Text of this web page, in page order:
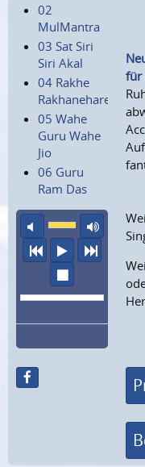
02
MulMantra
03 Sat Siri
Siri Akal
04 Rakhe
Rakhanehare
05 Wahe
Guru Wahe
Jio
06 Guru
Ram Das
Ton aus
vorheriger
Abspielen
für